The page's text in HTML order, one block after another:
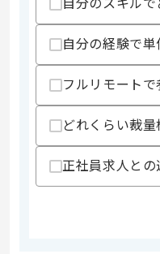
自分のスキル
自分の経験で
フルリモート
どれくらい裁量
正社員求人との